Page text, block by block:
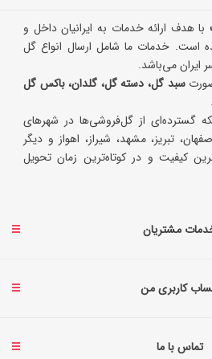
با هدف ارائه خدمات به ایرانیان داخل و
است. خدمات ما شامل ارسال انواع گل
ایران می‌باشد.
سبد گل، دسته گل، گلدان، باکس گل
گسترده‌ای از گل‌فروشی‌ها در شهرهای
تبریز، مشهد، شیراز، اهواز و دیگر
کیفیت و در کوتاه‌ترین زمان تحویل
مشتریان
کاربری من
تماس با ما